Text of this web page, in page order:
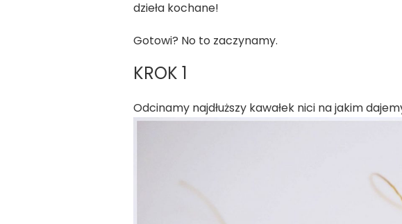
dzieła kochane!
Gotowi? No to zaczynamy.
KROK 1
Odcinamy najdłuższy kawałek nici na jakim